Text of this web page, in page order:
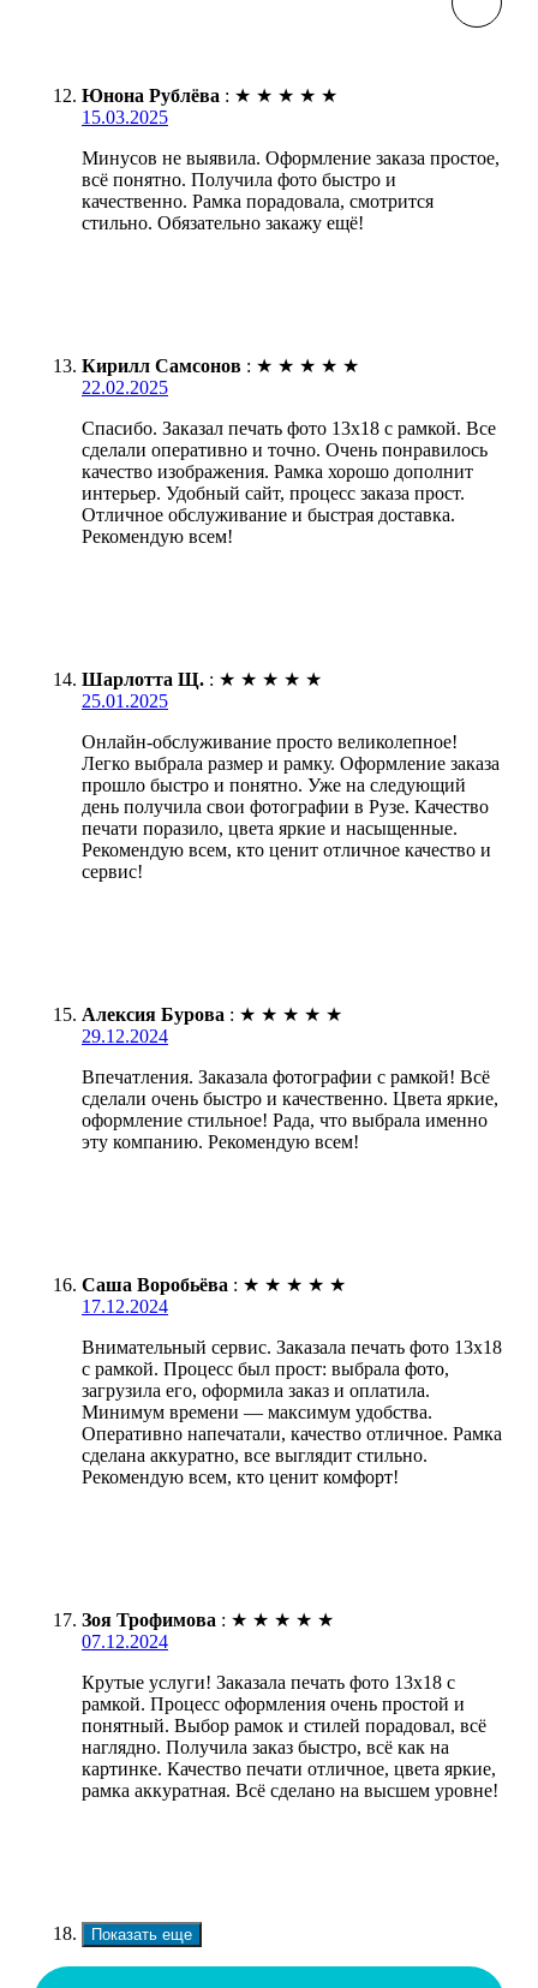
Юнона Рублёва : ★ ★ ★ ★ ★
15.03.2025
Минусов не выявила. Оформление заказа простое,
всё понятно. Получила фото быстро и
качественно. Рамка порадовала, смотрится
стильно. Обязательно закажу ещё!
Кирилл Самсонов : ★ ★ ★ ★ ★
22.02.2025
Спасибо. Заказал печать фото 13х18 с рамкой. Все
сделали оперативно и точно. Очень понравилось
качество изображения. Рамка хорошо дополнит
интерьер. Удобный сайт, процесс заказа прост.
Отличное обслуживание и быстрая доставка.
Рекомендую всем!
Шарлотта Щ. : ★ ★ ★ ★ ★
25.01.2025
Онлайн-обслуживание просто великолепное!
Легко выбрала размер и рамку. Оформление заказа
прошло быстро и понятно. Уже на следующий
день получила свои фотографии в Рузе. Качество
печати поразило, цвета яркие и насыщенные.
Рекомендую всем, кто ценит отличное качество и
сервис!
Алексия Бурова : ★ ★ ★ ★ ★
29.12.2024
Впечатления. Заказала фотографии с рамкой! Всё
сделали очень быстро и качественно. Цвета яркие,
оформление стильное! Рада, что выбрала именно
эту компанию. Рекомендую всем!
Саша Воробьёва : ★ ★ ★ ★ ★
17.12.2024
Внимательный сервис. Заказала печать фото 13х18
с рамкой. Процесс был прост: выбрала фото,
загрузила его, оформила заказ и оплатила.
Минимум времени — максимум удобства.
Оперативно напечатали, качество отличное. Рамка
сделана аккуратно, все выглядит стильно.
Рекомендую всем, кто ценит комфорт!
Зоя Трофимова : ★ ★ ★ ★ ★
07.12.2024
Крутые услуги! Заказала печать фото 13х18 с
рамкой. Процесс оформления очень простой и
понятный. Выбор рамок и стилей порадовал, всё
наглядно. Получила заказ быстро, всё как на
картинке. Качество печати отличное, цвета яркие,
рамка аккуратная. Всё сделано на высшем уровне!
Показать еще